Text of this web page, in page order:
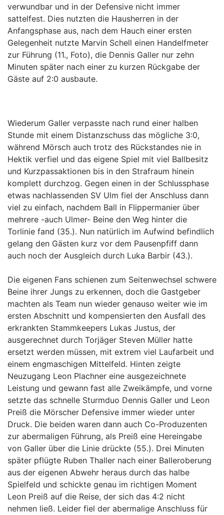
verwundbar und in der Defensive nicht immer
sattelfest. Dies nutzten die Hausherren in der
Anfangsphase aus, nach dem Hauch einer ersten
Gelegenheit nutzte Marvin Schell einen Handelfmeter
zur Führung (11., Foto), die Dennis Galler nur zehn
Minuten später nach einer zu kurzen Rückgabe der
Gäste auf 2:0 ausbaute.
Wiederum Galler verpasste nach rund einer halben
Stunde mit einem Distanzschuss das mögliche 3:0,
während Mörsch auch trotz des Rückstandes nie in
Hektik verfiel und das eigene Spiel mit viel Ballbesitz
und Kurzpassaktionen bis in den Strafraum hinein
komplett durchzog. Gegen einen in der Schlussphase
etwas nachlassenden SV Ulm fiel der Anschluss dann
viel zu einfach, nachdem Ball in Flippermanier über
mehrere -auch Ulmer- Beine den Weg hinter die
Torlinie fand (35.). Nun natürlich im Aufwind befindlich
gelang den Gästen kurz vor dem Pausenpfiff dann
auch noch der Ausgleich durch Luka Barbir (43.).
Die eigenen Fans schienen zum Seitenwechsel schwere
Beine ihrer Jungs zu erkennen, doch die Gastgeber
machten als Team nun wieder genauso weiter wie im
ersten Abschnitt und kompensierten den Ausfall des
erkrankten Stammkeepers Lukas Justus, der
ausgerechnet durch Torjäger Steven Müller hatte
ersetzt werden müssen, mit extrem viel Laufarbeit und
einem engmaschigen Mittelfeld. Hinten zeigte
Neuzugang Leon Plachner eine ausgezeichnete
Leistung und gewann fast alle Zweikämpfe, und vorne
setzte das schnelle Sturmduo Dennis Galler und Leon
Preiß die Mörscher Defensive immer wieder unter
Druck. Die beiden waren dann auch Co-Produzenten
zur abermaligen Führung, als Preiß eine Hereingabe
von Galler über die Linie drückte (55.). Drei Minuten
später pflügte Ruben Thaller nach einer Balleroberung
aus der eigenen Abwehr heraus durch das halbe
Spielfeld und schickte genau im richtigen Moment
Leon Preiß auf die Reise, der sich das 4:2 nicht
nehmen ließ. Leider fiel der abermalige Anschluss für